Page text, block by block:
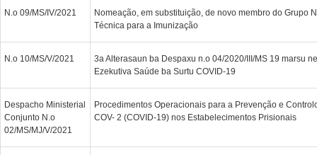
N.o 09/MS/IV/2021
Nomeação, em substituição, de novo membro do Grupo
Técnica para a Imunização
N.o 10/MS/V/2021
3a Alterasaun ba Despaxu n.o 04/2020/III/MS 19 marsu
Ezekutiva Saúde ba Surtu COVID-19
Despacho Ministerial
Conjunto N.o
02/MS/MJ/V/2021
Procedimentos Operacionais para a Prevenção e
COV- 2 (COVID-19) nos Estabelecimentos Prisionais